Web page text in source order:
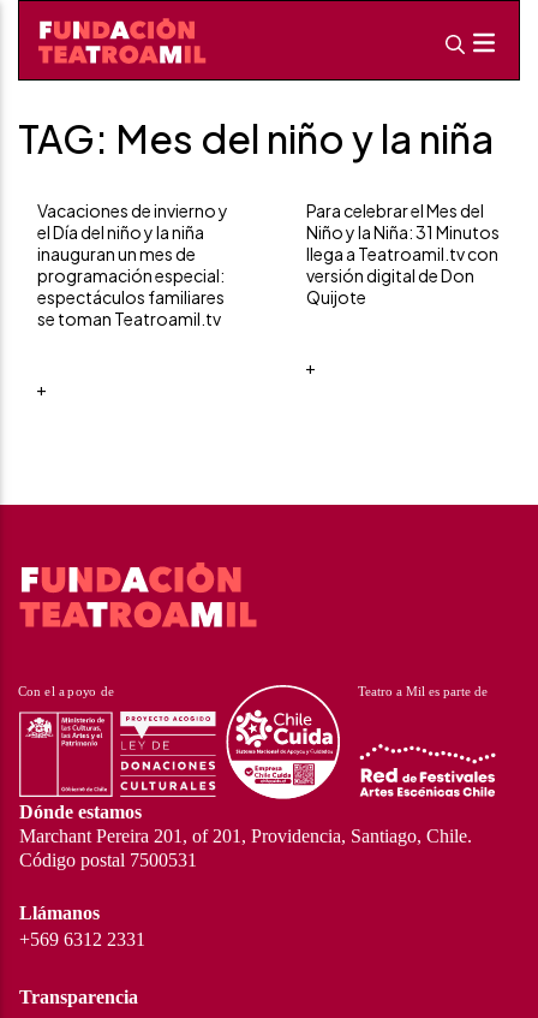
TAG: Mes del niño y la niña
Vacaciones de invierno y
el Día del niño y la niña
inauguran un mes de
programación especial:
espectáculos familiares
se toman Teatroamil.tv
+
Para celebrar el Mes del
Niño y la Niña: 31 Minutos
llega a Teatroamil.tv con
versión digital de Don
Quijote
+
Dónde estamos
Marchant Pereira 201, of 201, Providencia, Santiago, Chile.
Código postal 7500531
Llámanos
+569 6312 2331
Transparencia